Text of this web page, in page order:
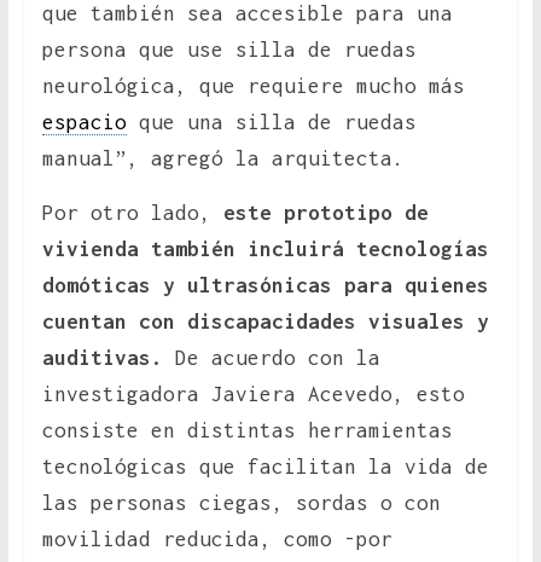
que también sea accesible para una
persona que use silla de ruedas
neurológica, que requiere mucho más
espacioque una silla de ruedas
manual”, agregó la arquitecta.
Por otro lado, este prototipo de
vivienda también incluirá tecnologías
domóticas y ultrasónicas para quienes
cuentan con discapacidades visuales y
auditivas.
De acuerdo con la
investigadora Javiera Acevedo, esto
consiste en distintas herramientas
tecnológicas que facilitan la vida de
las personas ciegas, sordas o con
movilidad reducida, como -por